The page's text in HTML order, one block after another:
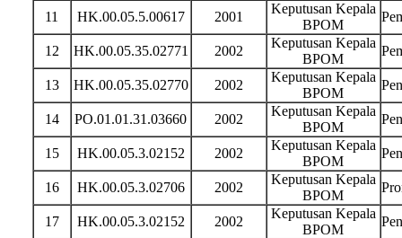
11
HK.00.05.5.00617 2001
Keputusan Kepala
BPOM
12 HK.00.05.35.02771 2002
Keputusan Kepala
BPOM
13 HK.00.05.35.02770 2002
Keputusan Kepala
BPOM
14 PO.01.01.31.03660 2002
Keputusan Kepala
BPOM
15 HK.00.05.3.02152 2002
Keputusan Kepala
BPOM
16 HK.00.05.3.02706 2002
Keputusan Kepala
BPOM
17 HK.00.05.3.02152 2002
Keputusan Kepala
BPOM